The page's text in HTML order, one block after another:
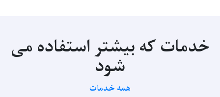
خدمات که بیشتر استفاده می
شود
همه خدمات